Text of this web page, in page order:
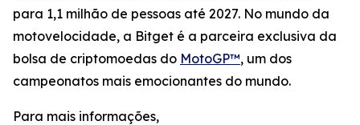
para 1,1 milhão de pessoas até 2027. No mundo da
motovelocidade, a Bitget é a parceira exclusiva da
bolsa de criptomoedas do MotoGP™, um dos
campeonatos mais emocionantes do mundo.
Para mais informações,